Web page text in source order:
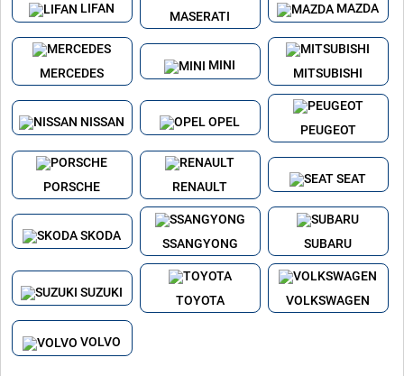
LIFAN
MASERATI
MAZDA
MERCEDES
MINI
MITSUBISHI
NISSAN OPEL
PEUGEOT
PORSCHE RENAULT
SEAT
SKODA
SSANGYONG SUBARU
SUZUKI
TOYOTA VOLKSWAGEN
VOLVO